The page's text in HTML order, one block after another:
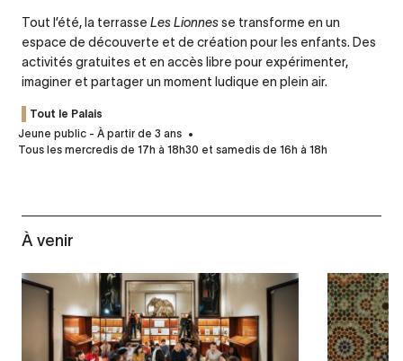
Tout l’été, la terrasse Les Lionnesse transforme en un
espace de découverte et de création pour les enfants. Des
activités gratuites et en accès libre pour expérimenter,
imaginer et partager un moment ludique en plein air.
Tout le Palais
Jeune public - À partir de 3 ans
Tous les mercredis de 17h à 18h30 et samedis de 16h à 18h
À venir